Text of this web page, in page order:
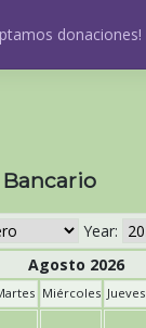
donaciones!
Year:
Agosto 2026
Miércoles Jueves